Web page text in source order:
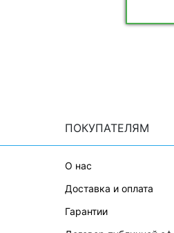
ПОКУПАТЕЛЯМ
О нас
Доставка и оплата
Гарантии